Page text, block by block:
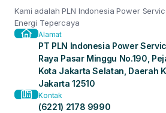
Kami adalah PLN Indonesia Power
Energi Tepercaya
Alamat
PT PLN Indonesia Power
Raya Pasar Minggu No.190,
Kota Jakarta Selatan, Daerah
Jakarta 12510
Kontak
(6221) 2178 9990